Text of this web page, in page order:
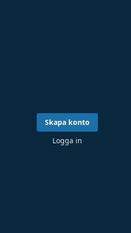
Skapa konto
Logga in